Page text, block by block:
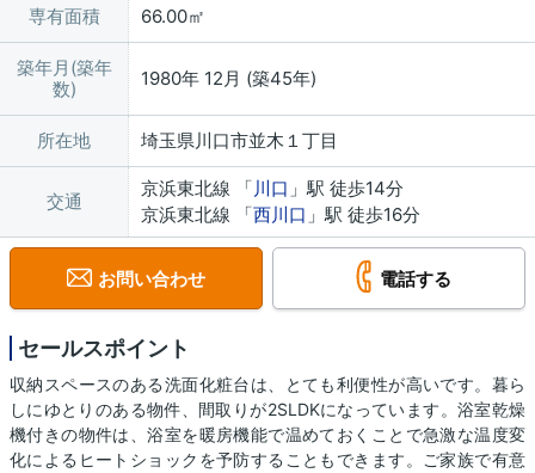
専有面積 66.00㎡
築年月(築年
数)
1980年 12月 (築45年)
所在地 埼玉県川口市並木１丁目
交通
京浜東北線 「川口 」駅 徒歩14分
京浜東北線 「西川口 」駅 徒歩16分
お問い合わせ 電話する
セールスポイント
収納スペースのある洗面化粧台は、とても利便性が高いです。暮ら
しにゆとりのある物件、間取りが2SLDKになっています。浴室乾燥
機付きの物件は、浴室を暖房機能で温めておくことで急激な温度変
化によるヒートショックを予防することもできます。ご家族で有意